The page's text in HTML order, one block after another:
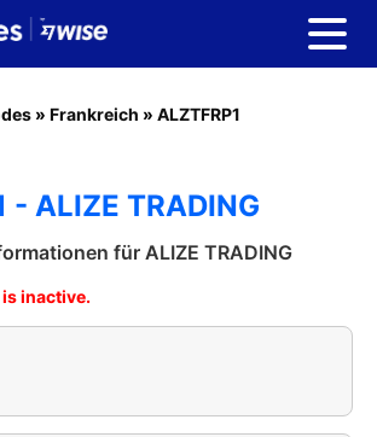
» Frankreich » ALZTFRP1
- ALIZE TRADING
für ALIZE TRADING
is inactive.